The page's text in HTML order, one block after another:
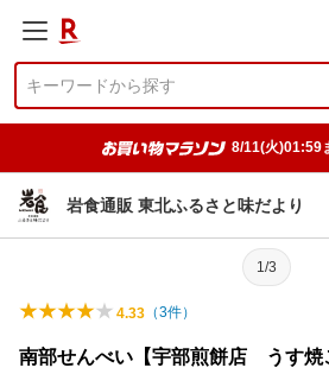
8/11(火)01:59
岩食通販 東北ふるさと味だより
1/3
4.33 （3件）
南部せんべい【宇部煎餅店 うす焼